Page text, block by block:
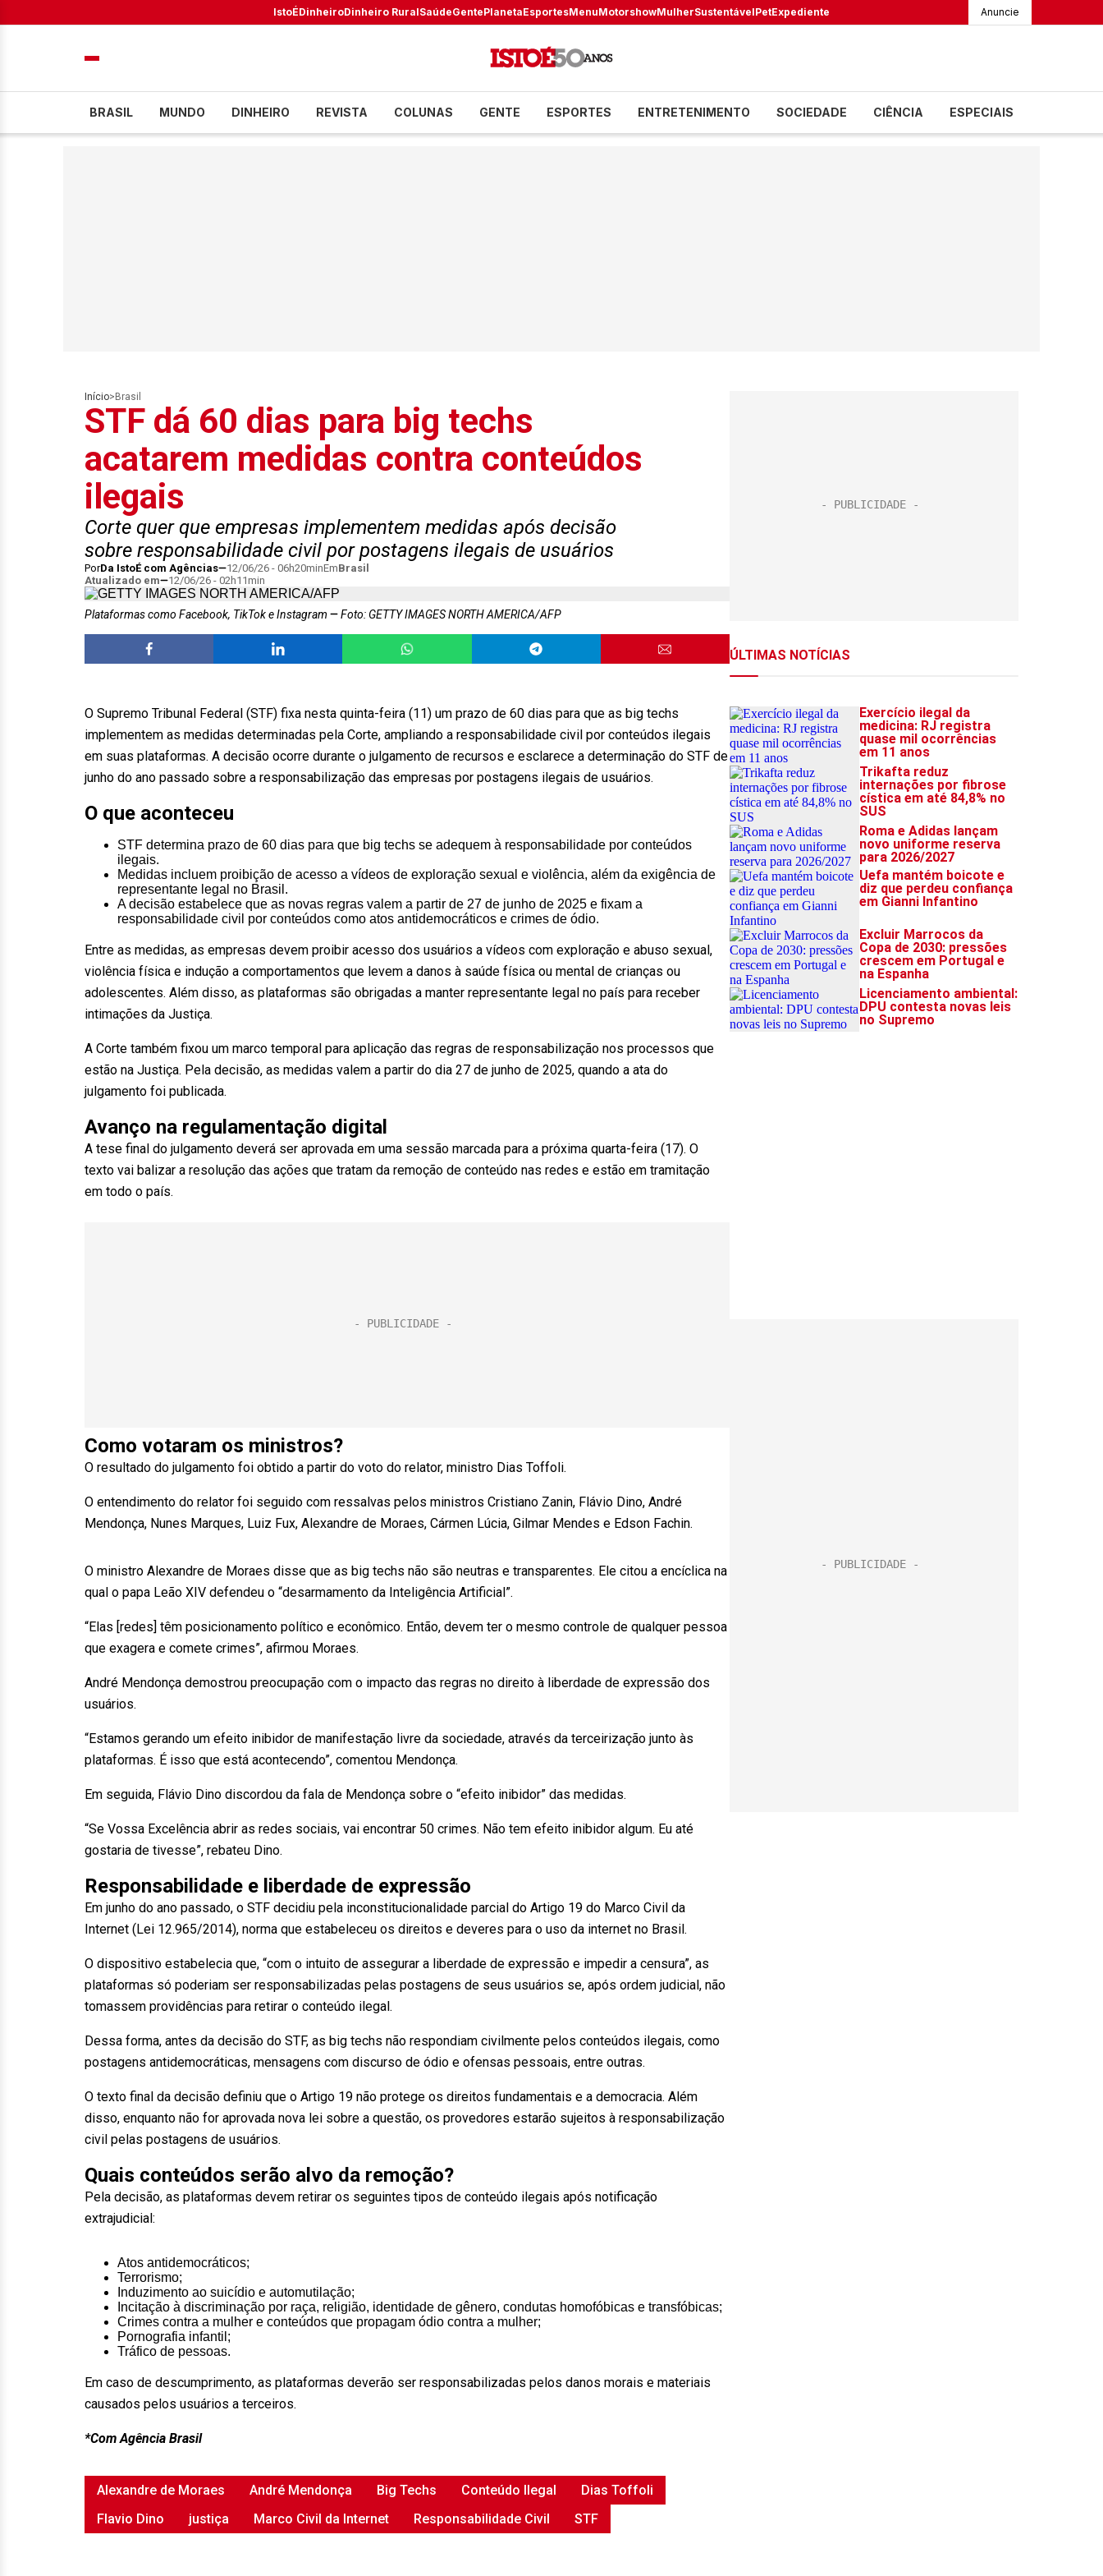
IstoÉDinheiroDinheiro RuralSaúdeGentePlanetaEsportesMenuMotorshowMulherSustentávelPetExpediente Anuncie
BRASIL MUNDO DINHEIRO REVISTA COLUNAS GENTE ESPORTES ENTRETENIMENTO SOCIEDADE CIÊNCIA ESPECIAIS
Início> Brasil
STF dá 60 dias para big techs
acatarem medidas contra conteúdos
ilegais
Corte quer que empresas implementem medidas após decisão
sobre responsabilidade civil por postagens ilegais de usuários
PorDa IstoÉ com Agências 12/06/26 - 06h20minEmBrasil
Atualizado em
12/06/26 - 02h11min
Plataformas como Facebook, TikTok e Instagram Foto: GETTY IMAGES NORTH AMERICA/AFP
O Supremo Tribunal Federal (STF) fixa nesta quinta-feira (11) um prazo de 60 dias para que as big techs
implementem as medidas determinadas pela Corte, ampliando a responsabilidade civil por conteúdos ilegais
em suas plataformas. A decisão ocorre durante o julgamento de recursos e esclarece a determinação do STF de
junho do ano passado sobre a responsabilização das empresas por postagens ilegais de usuários.
O que aconteceu
STF determina prazo de 60 dias para que big techs se adequem à responsabilidade por conteúdos
ilegais.
Medidas incluem proibição de acesso a vídeos de exploração sexual e violência, além da exigência de
representante legal no Brasil.
A decisão estabelece que as novas regras valem a partir de 27 de junho de 2025 e fixam a
responsabilidade civil por conteúdos como atos antidemocráticos e crimes de ódio.
Entre as medidas, as empresas devem proibir acesso dos usuários a vídeos com exploração e abuso sexual,
violência física e indução a comportamentos que levem a danos à saúde física ou mental de crianças ou
adolescentes. Além disso, as plataformas são obrigadas a manter representante legal no país para receber
intimações da Justiça.
A Corte também fixou um marco temporal para aplicação das regras de responsabilização nos processos que
estão na Justiça. Pela decisão, as medidas valem a partir do dia 27 de junho de 2025, quando a ata do
julgamento foi publicada.
Avanço na regulamentação digital
A tese final do julgamento deverá ser aprovada em uma sessão marcada para a próxima quarta-feira (17). O
texto vai balizar a resolução das ações que tratam da remoção de conteúdo nas redes e estão em tramitação
em todo o país.
Como votaram os ministros?
O resultado do julgamento foi obtido a partir do voto do relator, ministro Dias Toffoli.
O entendimento do relator foi seguido com ressalvas pelos ministros Cristiano Zanin, Flávio Dino, André
Mendonça, Nunes Marques, Luiz Fux, Alexandre de Moraes, Cármen Lúcia, Gilmar Mendes e Edson Fachin.
O ministro Alexandre de Moraes disse que as big techs não são neutras e transparentes. Ele citou a encíclica na
qual o papa Leão XIV defendeu o “desarmamento da Inteligência Artificial”.
“Elas [redes] têm posicionamento político e econômico. Então, devem ter o mesmo controle de qualquer pessoa
que exagera e comete crimes”, afirmou Moraes.
André Mendonça demostrou preocupação com o impacto das regras no direito à liberdade de expressão dos
usuários.
“Estamos gerando um efeito inibidor de manifestação livre da sociedade, através da terceirização junto às
plataformas. É isso que está acontecendo”, comentou Mendonça.
Em seguida, Flávio Dino discordou da fala de Mendonça sobre o “efeito inibidor” das medidas.
“Se Vossa Excelência abrir as redes sociais, vai encontrar 50 crimes. Não tem efeito inibidor algum. Eu até
gostaria de tivesse”, rebateu Dino.
Responsabilidade e liberdade de expressão
Em junho do ano passado, o STF decidiu pela inconstitucionalidade parcial do Artigo 19 do Marco Civil da
Internet (Lei 12.965/2014), norma que estabeleceu os direitos e deveres para o uso da internet no Brasil.
O dispositivo estabelecia que, “com o intuito de assegurar a liberdade de expressão e impedir a censura”, as
plataformas só poderiam ser responsabilizadas pelas postagens de seus usuários se, após ordem judicial, não
tomassem providências para retirar o conteúdo ilegal.
Dessa forma, antes da decisão do STF, as big techs não respondiam civilmente pelos conteúdos ilegais, como
postagens antidemocráticas, mensagens com discurso de ódio e ofensas pessoais, entre outras.
O texto final da decisão definiu que o Artigo 19 não protege os direitos fundamentais e a democracia. Além
disso, enquanto não for aprovada nova lei sobre a questão, os provedores estarão sujeitos à responsabilização
civil pelas postagens de usuários.
Quais conteúdos serão alvo da remoção?
Pela decisão, as plataformas devem retirar os seguintes tipos de conteúdo ilegais após notificação
extrajudicial:
Atos antidemocráticos;
Terrorismo;
Induzimento ao suicídio e automutilação;
Incitação à discriminação por raça, religião, identidade de gênero, condutas homofóbicas e transfóbicas;
Crimes contra a mulher e conteúdos que propagam ódio contra a mulher;
Pornografia infantil;
Tráfico de pessoas.
Em caso de descumprimento, as plataformas deverão ser responsabilizadas pelos danos morais e materiais
causados pelos usuários a terceiros.
*Com Agência Brasil
Alexandre de Moraes André Mendonça Big Techs Conteúdo Ilegal
Dias Toffoli
Flavio Dino
justiça Marco Civil da Internet Responsabilidade Civil STF